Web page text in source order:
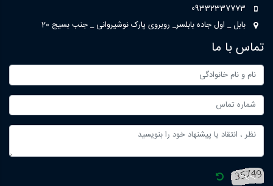
09332337773
بابل _ اول جاده بابلسر_ روبروی پارک نوشیروانی _ جنب بسیج 20
تماس با ما